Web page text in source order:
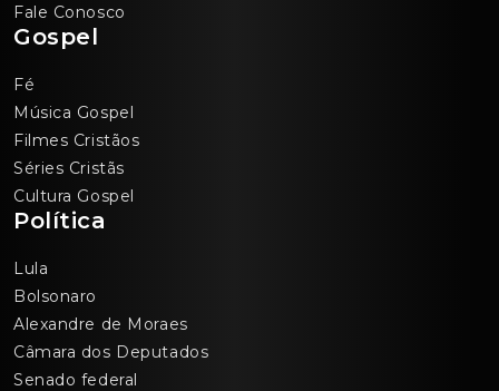
Fale Conosco
Gospel
Fé
Música Gospel
Filmes Cristãos
Séries Cristãs
Cultura Gospel
Política
Lula
Bolsonaro
Alexandre de Moraes
Câmara dos Deputados
Senado federal